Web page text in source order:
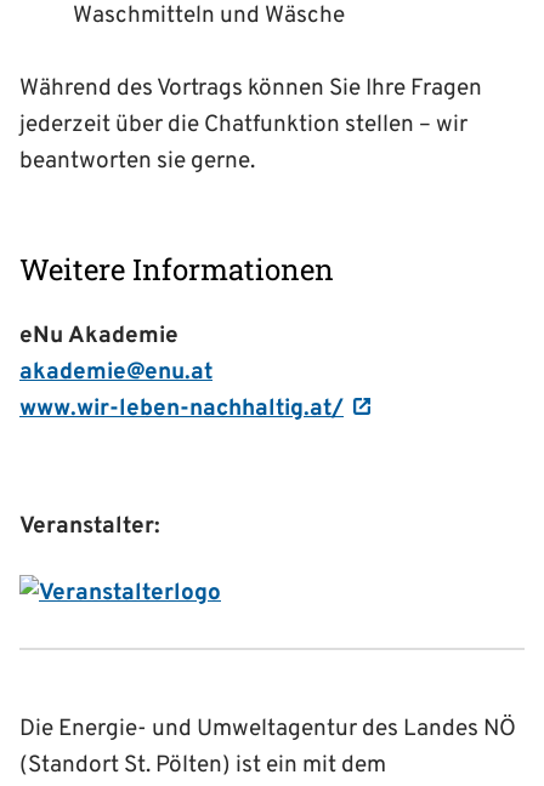
Waschmitteln und Wäsche
Während des Vortrags können Sie Ihre Fragen
jederzeit über die Chatfunktion stellen – wir
beantworten sie gerne.
Weitere Informationen
eNu Akademie
akademie@enu.at
www.wir-leben-nachhaltig.at/
Veranstalter:
Die Energie- und Umweltagentur des Landes NÖ
(Standort St. Pölten) ist ein mit dem